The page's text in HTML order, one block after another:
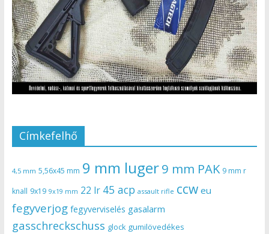
Címkefelhő
4,5 mm 5,56x45 mm 9 mm luger9 mm PAK 9 mm r
knall 9x19 9x19 mm 22 lr 45 acp assault rifle ccw eu
fegyverjog fegyverviselés gasalarm
gasschreckschuss glock gumilövedékes